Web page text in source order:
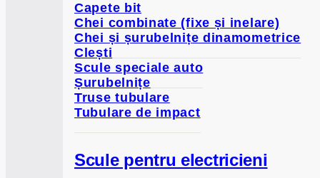
Capete bit
Chei combinate (fixe și inelare)
Chei și șurubelnițe dinamometrice
Clești
Scule speciale auto
Șurubelnițe
Truse tubulare
Tubulare de impact
Scule pentru electricieni